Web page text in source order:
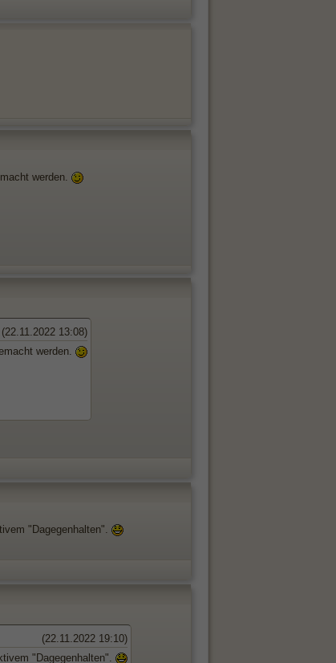
werden.
(22.11.2022 13:08)
werden.
"Dagegenhalten".
(22.11.2022 19:10)
"Dagegenhalten".